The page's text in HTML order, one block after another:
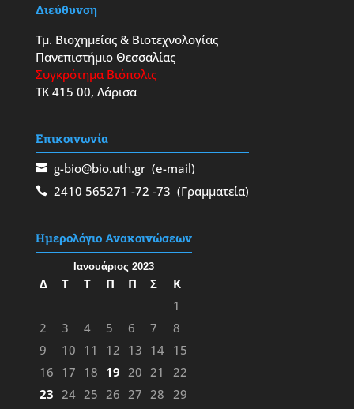
Διεύθυνση
Τμ. Βιοχημείας & Βιοτεχνολογίας
Πανεπιστήμιο Θεσσαλίας
Συγκρότημα Βιόπολις
ΤΚ 415 00, Λάρισα
Επικοινωνία
g-bio@bio.uth.gr(e-mail)
2410 565271 -72 -73 (Γραμματεία)
Ημερολόγιο Ανακοινώσεων
Ιανουάριος 2023
Δ Τ Τ Π Π Σ
Κ
1
2
3 4 5 6 7
8
9
10 11 12 13 14
15
16 17 18 19 20 21
22
23 24 25 26 27 28 29